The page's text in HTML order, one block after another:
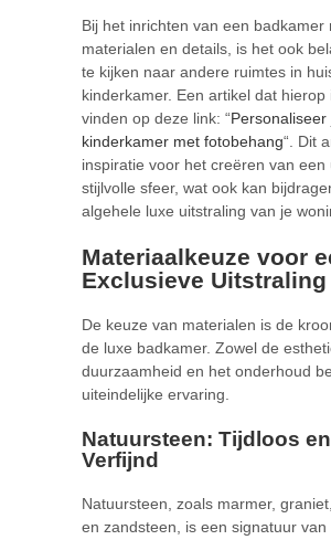
Bij het inrichten van een badkamer
materialen en details, is het ook
te kijken naar andere ruimtes in
kinderkamer. Een artikel dat hierop
vinden op deze link: “Personaliseer
kinderkamer met fotobehang“. Dit
inspiratie voor het creëren van een
stijlvolle sfeer, wat ook kan
algehele luxe uitstraling van je
Materiaalkeuze voor
Exclusieve Uitstraling
De keuze van materialen is de
de luxe badkamer. Zowel de
duurzaamheid en het onderhoud
uiteindelijke ervaring.
Natuursteen: Tijdloos en
Verfijnd
Natuursteen, zoals marmer,
en zandsteen, is een signatuur van